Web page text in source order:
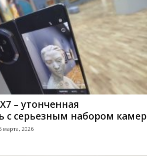
– утонченная
с серьезным набором камер
марта, 2026